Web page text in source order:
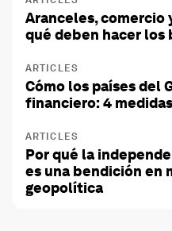
Aranceles,
qué deben hacer los
ARTICLES
Cómo los países del
financiero: 4
ARTICLES
Por qué la
es una bendición en
geopolítica